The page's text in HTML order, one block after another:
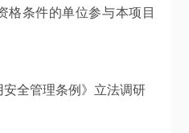
格条件的单位参与本项目
全管理条例》立法调研